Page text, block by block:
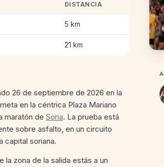
del Deporte"
DISTANCIA
5 km
21 km
26 de septiembre de 2026 en la
en la céntrica Plaza Mariano
maratón de Soria. La prueba está
sobre asfalto, en un circuito
capital soriana.
la zona de la salida estás a un